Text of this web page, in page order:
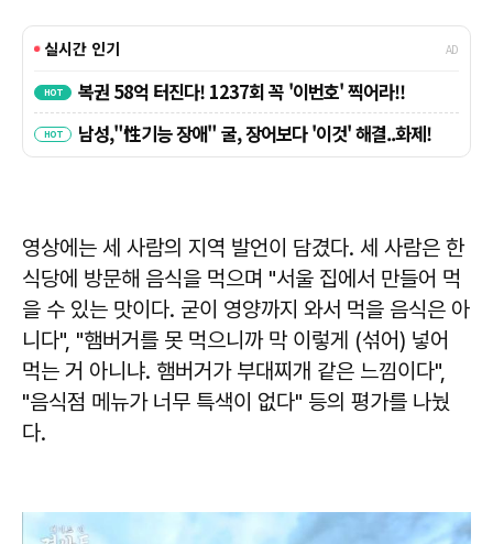
영상에는 세 사람의 지역 발언이 담겼다. 세 사람은 한
식당에 방문해 음식을 먹으며 "서울 집에서 만들어 먹
을 수 있는 맛이다. 굳이 영양까지 와서 먹을 음식은 아
니다", "햄버거를 못 먹으니까 막 이렇게 (섞어) 넣어
먹는 거 아니냐. 햄버거가 부대찌개 같은 느낌이다",
"음식점 메뉴가 너무 특색이 없다" 등의 평가를 나눴
다.